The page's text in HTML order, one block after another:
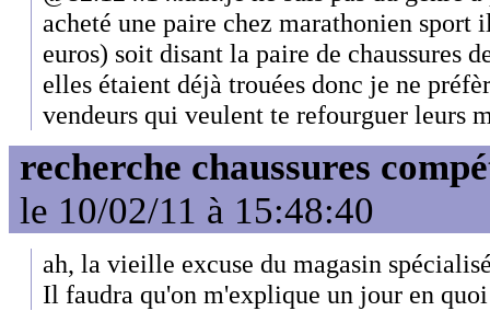
acheté une paire chez marathonien sport
euros) soit disant la paire de chaussures
elles étaient déjà trouées donc je ne
vendeurs qui veulent te refourguer leurs
recherche chaussures
le 10/02/11 à 15:48:40
ah, la vieille excuse du magasin
Il faudra qu'on m'explique un jour en